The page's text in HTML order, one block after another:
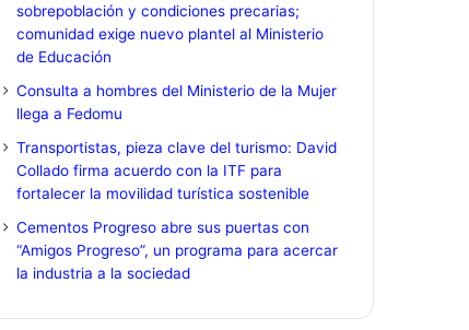
sobrepoblación y condiciones precarias;
comunidad exige nuevo plantel al Ministerio
de Educación
Consulta a hombres del Ministerio de la Mujer
llega a Fedomu
Transportistas, pieza clave del turismo: David
Collado firma acuerdo con la ITF para
fortalecer la movilidad turística sostenible
Cementos Progreso abre sus puertas con
“Amigos Progreso”, un programa para acercar
la industria a la sociedad